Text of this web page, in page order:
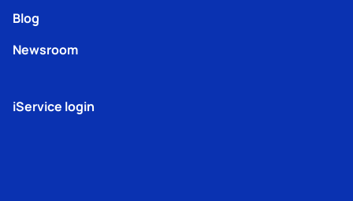
Blog
Newsroom
iService login